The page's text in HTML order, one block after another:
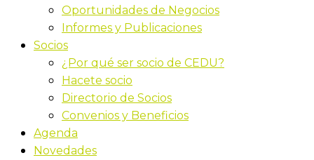
Oportunidades de Negocios
Informes y Publicaciones
Socios
¿Por qué ser socio de CEDU?
Hacete socio
Directorio de Socios
Convenios y Beneficios
Agenda
Novedades